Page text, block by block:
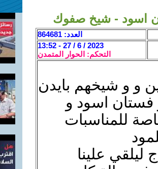
اسود - شيخ صفوك
العدد: 864681
2023 / 6 / 27 - 13:52
التحكم: الحوار المتمدن
و و شيخهم بايدن
اسود و
للمناسبات
علينا